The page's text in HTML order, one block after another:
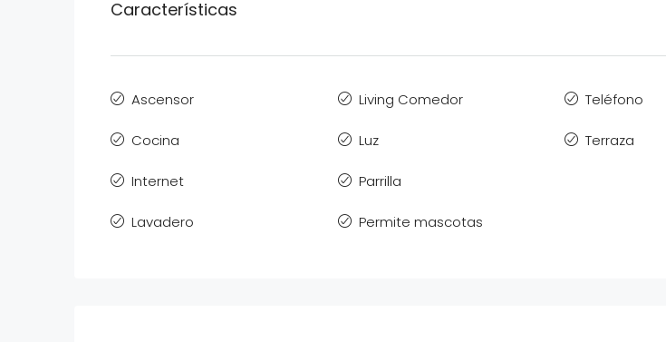
Características
Ascensor
Cocina
Internet
Lavadero
Living Comedor
Luz
Parrilla
Permite mascotas
Teléfono
Terraza